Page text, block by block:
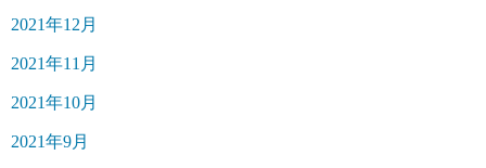
2021年12月
2021年11月
2021年10月
2021年9月